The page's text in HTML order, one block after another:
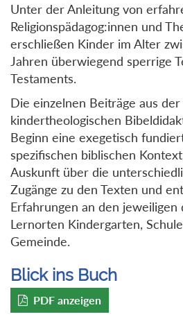
Unter der Anleitung von
Religionspädagog:innen und
erschließen Kinder im Alter
Jahren überwiegend sperrige
Testaments.
Die einzelnen Beiträge aus
kindertheologischen
Beginn eine exegetisch
spezifischen biblischen
Auskunft über die
Zugänge zu den Texten und
Erfahrungen an den jeweiligen
Lernorten Kindergarten,
Gemeinde.
Blick ins Buch
PDF anzeigen